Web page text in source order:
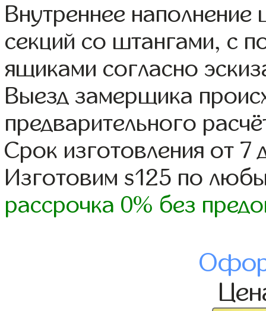
Внутреннее
секций со штангами, с
ящиками согласно
Выезд замерщика
предварительного
Срок изготовления от 7
Изготовим s125 по
рассрочка 0% без